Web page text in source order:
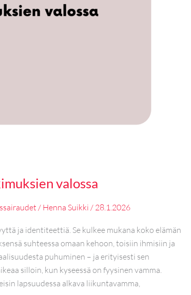
valossa
/ Henna Suikki / 28.1.2026
ja identiteettiä. Se kulkee mukana koko elämän
suhteessa omaan kehoon, toisiin ihmisiin ja
puhuminen – ja erityisesti sen
silloin, kun kyseessä on fyysinen vamma.
lapsuudessa alkava liikuntavamma,